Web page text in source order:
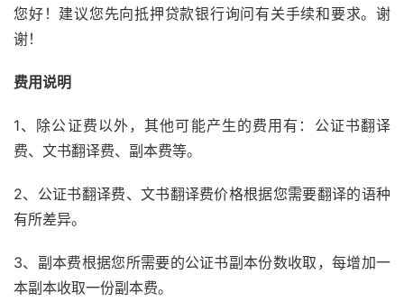
您好！建议您先向抵押贷款银行询问有关手续和要求。谢
谢！
费用说明
1、除公证费以外，其他可能产生的费用有：公证书翻译
费、文书翻译费、副本费等。
2、公证书翻译费、文书翻译费价格根据您需要翻译的语种
有所差异。
3、副本费根据您所需要的公证书副本份数收取，每增加一
本副本收取一份副本费。